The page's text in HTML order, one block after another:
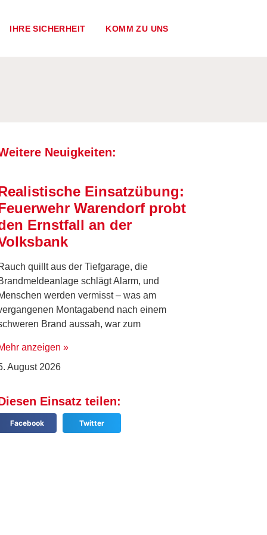
IHRE SICHERHEIT KOMM ZU UNS
Neuigkeiten:
Einsatzübung:
Warendorf probt
Ernstfall an der
quillt aus der Tiefgarage, die
schlägt Alarm, und
werden vermisst – was am
Montagabend nach einem
Brand aussah, war zum
anzeigen »
August 2026
Einsatz teilen:
Facebook Twitter